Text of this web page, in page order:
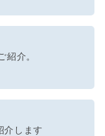
紹介。
介します